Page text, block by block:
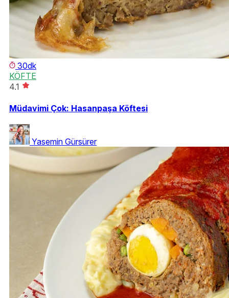
30dk
KÖFTE
4.1
Müdavimi Çok: Hasanpaşa Köftesi
Yasemin Gürsürer